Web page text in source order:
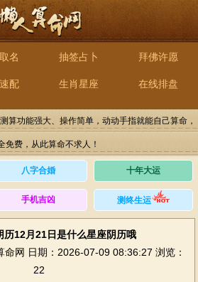
名 抽签占卜 拜佛许愿
配 生肖星座 在线排盘
算功能强大、操作简单，动动手指就能自己算命，
免费，从此算命不求人！
八字合婚 十年大运
手机吉凶 测终生运
历12月21日是什么星座阴历哦
命网 日期：2026-07-09 08:36:27 浏览：
22